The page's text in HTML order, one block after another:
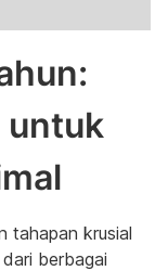
untuk
tahapan krusial
berbagai